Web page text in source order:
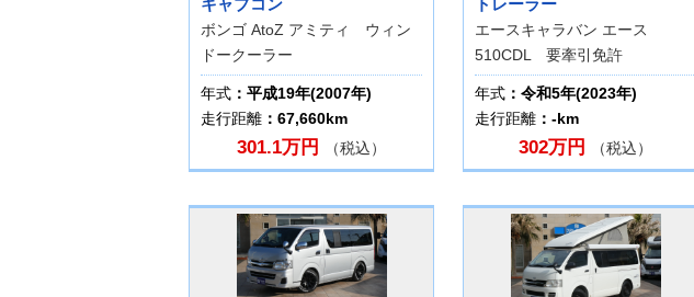
キャブコン
ボンゴ AtoZ アミティ ウィン
ドークーラー
年式 ：平成19年(2007年)
走行距離 ：67,660km
301.1万円 （税込）
トレーラー
エースキャラバン エース
510CDL 要牽引免許
年式 ：令和5年(2023年)
走行距離 ：-km
302万円 （税込）